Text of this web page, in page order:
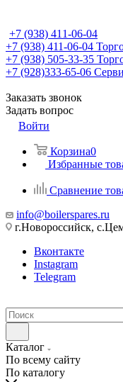
+7 (938) 411-06-04
+7 (938) 411-06-04
+7 (938) 505-33-35
+7 (928)333-65-06
Заказать звонок
Задать вопрос
Войти
Корзина0
Избранные
Сравнение
info@boilerspares.ru
г.Новороссийск,
Вконтакте
Instagram
Telegram
Каталог
По всему сайту
По каталогу